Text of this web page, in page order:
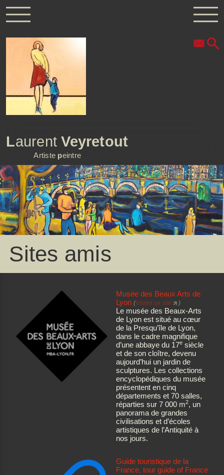
LaurentVeyretout
Artiste peintre
Sites amis
Musée des Beaux Arts de
Lyon (Visiter ce site )
Le musée des Beaux-Arts
de Lyon est situé au cœur
de la Presqu’île de Lyon,
dans le cadre magnifique
d’une abbaye du 17esiècle
et de son cloître, devenu
aujourd’hui un jardin de
sculptures. Les collections
encyclopédiques du musée
présentent en cinq
départements et 70 salles,
réparties sur 7 000 m2, un
panorama de grandes
civilisations et d’écoles
artistiques de l’Antiquité à
nos jours.
Guide touristique de la
France, tour guide of France